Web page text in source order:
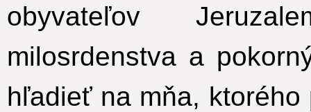
obyvateľov
milosrdenstva a
hľadieť na mňa,